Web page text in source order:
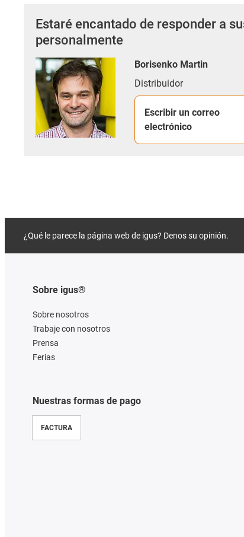
Estaré encantado de responder a
personalmente
Borisenko Martin
Distribuidor
Escribir un correo
electrónico
¿Qué le parece la página web de igus? Denos su opinión.
Sobre igus®
Sobre nosotros
Trabaje con nosotros
Prensa
Ferias
Nuestras formas de pago
FACTURA